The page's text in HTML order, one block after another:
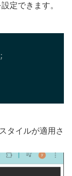
定できます。
;
タイルが適用さ